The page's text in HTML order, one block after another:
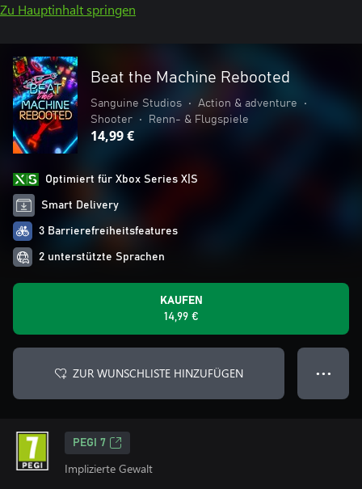
Zu Hauptinhalt springen
Beat the Machine Rebooted
Sanguine Studios • Action & adventure
•
Shooter
• Renn- & Flugspiele
14,99 €
Optimiert für Xbox Series X|S
Smart Delivery
3 Barrierefreiheitsfeatures
2 unterstützte Sprachen
KAUFEN
14,99 €
ZUR WUNSCHLISTE HINZUFÜGEN ● ● ●
PEGI 7
Implizierte Gewalt